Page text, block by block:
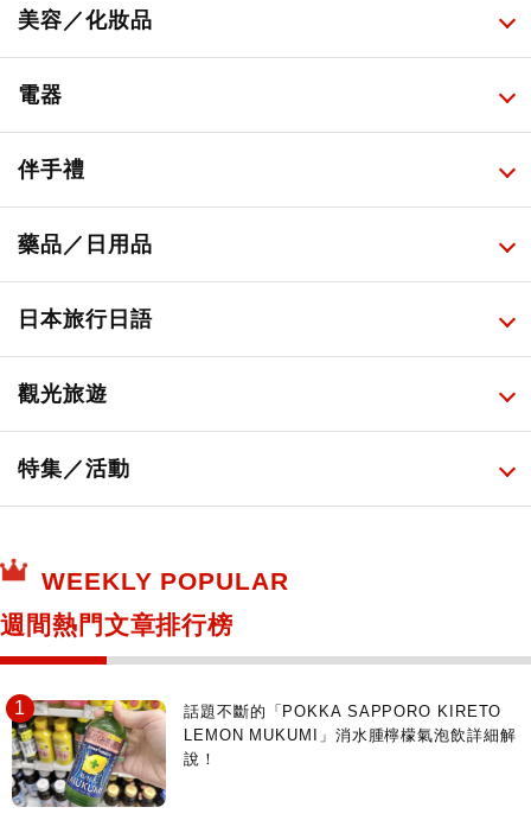
所有
甜點・菓子
人氣店鋪美食
必吃的日式早餐
日本酒達人
美容／化妝品
所有
便利商店化妝品
藥妝店化妝品
電器
所有
健康/美容儀器
廚房家電
伴手禮
所有
伴手禮排行榜
免稅商店
藥品／日用品
所有
百圓商店
日常用藥
日本旅行日語
所有
觀光旅遊
所有
特集／活動
東京百貨店～TOKYO Depart～
WEEKLY POPULAR
週間熱門文章排行榜
話題不斷的「POKKA SAPPORO KIRETO
LEMON MUKUMI」消水腫檸檬氣泡飲詳細解
說！